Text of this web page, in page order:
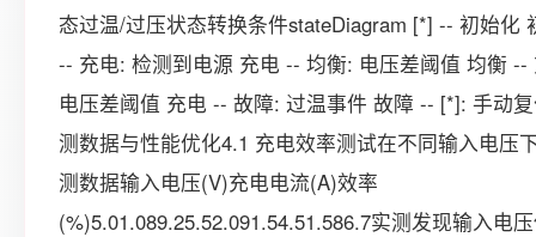
态过温/过压状态转换条件stateDiagram [*] -- 初始化
-- 充电: 检测到电源 充电 -- 均衡: 电压差阈值 均衡 --
电压差阈值 充电 -- 故障: 过温事件 故障 -- [*]: 手动
测数据与性能优化4.1 充电效率测试在不同输入电压
测数据输入电压(V)充电电流(A)效率
(%)5.01.089.25.52.091.54.51.586.7实测发现输入电